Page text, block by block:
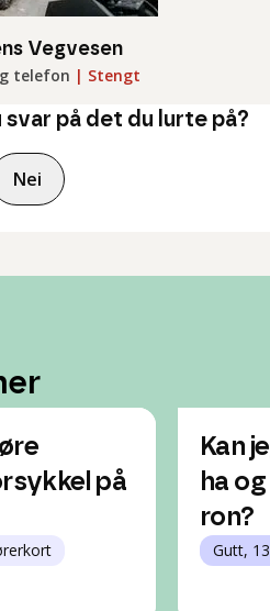
Vegvesen
telefon | Stengt
svar på det du lurte på?
Nei
på
Kan
ha
ron?
Gutt, 13